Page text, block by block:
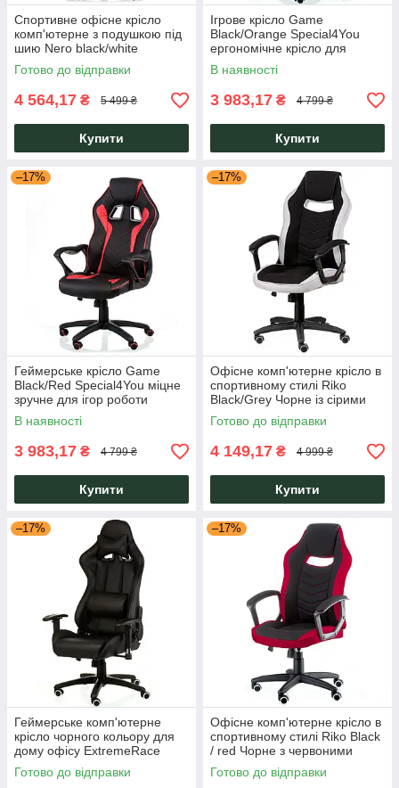
Спортивне офісне крісло
комп'ютерне з подушкою під
шию Nero black/white
Special4You
Готово до відправки
4 564,17 ₴ 5 499 ₴
Купити
Ігрове крісло Game
Black/Orange Special4You
ергономічне крісло для
геймерів стримерів ігрових
клубів тривалих ігрових
марафоно
В наявності
3 983,17 ₴ 4 799 ₴
Купити
–17%
Геймерське крісло Game
Black/Red Special4You міцне
зручне для ігор роботи
навчання ігрових зон
кіберспортивних кімнат
В наявності
3 983,17 ₴ 4 799 ₴
Купити
–17%
Офісне комп'ютерне крісло в
спортивному стилі Riko
Black/Grey Чорне із сірими
вставками Special4You
Готово до відправки
4 149,17 ₴ 4 999 ₴
Купити
–17%
Геймерське комп'ютерне
крісло чорного кольору для
дому офісу ExtremeRace
black/black (E7139)
Special4You
Готово до відправки
–17%
Офісне комп'ютерне крісло в
спортивному стилі Riko Black
/ red Чорне з червоними
вставками Special4You
Готово до відправки